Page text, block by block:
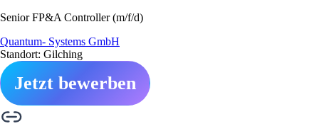
Senior FP&A Controller (m/f/d)
Quantum- Systems GmbH
Standort: Gilching
Jetzt bewerben